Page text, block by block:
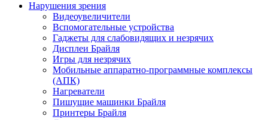
Нарушения зрения
Видеоувеличители
Вспомогательные устройства
Гаджеты для слабовидящих и незрячих
Дисплеи Брайля
Игры для незрячих
Мобильные аппаратно-программные комплексы
(АПК)
Нагреватели
Пишущие машинки Брайля
Принтеры Брайля